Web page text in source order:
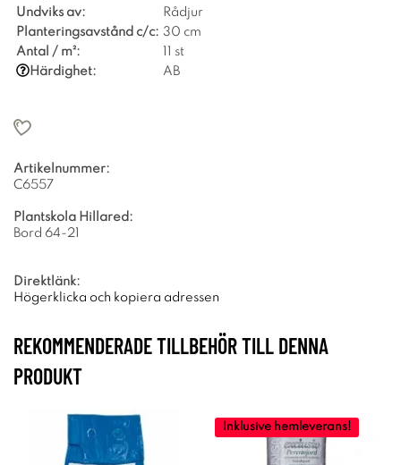
Undviks av:
Rådjur
Planteringsavstånd c/c: 30 cm
Antal / m²:
11 st
Härdighet:
AB
Artikelnummer:
C6557
Plantskola Hillared:
Bord 64-21
Direktlänk:
Högerklicka och kopiera adressen
REKOMMENDERADE TILLBEHÖR TILL DENNA
PRODUKT
Inklusive hemleverans!